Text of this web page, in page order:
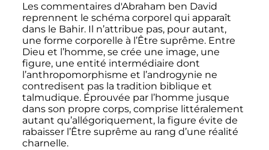
Les commentaires d'Abraham ben David
reprennent le schéma corporel qui apparaît
dans le Bahir. Il n’attribue pas, pour autant,
une forme corporelle à l’Être suprême. Entre
Dieu et l’homme, se crée une image, une
figure, une entité intermédiaire dont
l’anthropomorphisme et l’androgynie ne
contredisent pas la tradition biblique et
talmudique. Éprouvée par l’homme jusque
dans son propre corps, comprise littéralement
autant qu’allégoriquement, la figure évite de
rabaisser l’Être suprême au rang d’une réalité
charnelle.